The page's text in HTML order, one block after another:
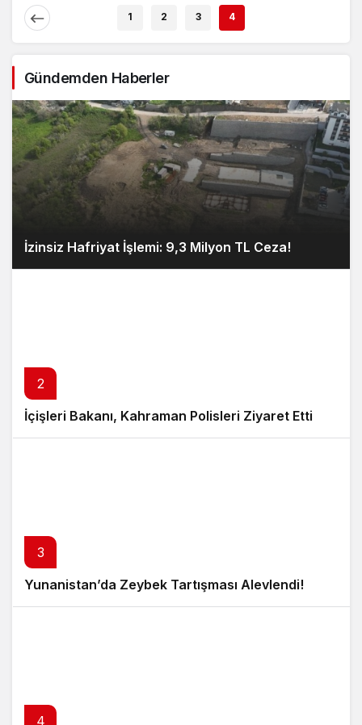
1 2 3 4
Gündemden Haberler
İzinsiz Hafriyat İşlemi: 9,3 Milyon TL Ceza!
2
İçişleri Bakanı, Kahraman Polisleri Ziyaret Etti
3
Yunanistan’da Zeybek Tartışması Alevlendi!
4